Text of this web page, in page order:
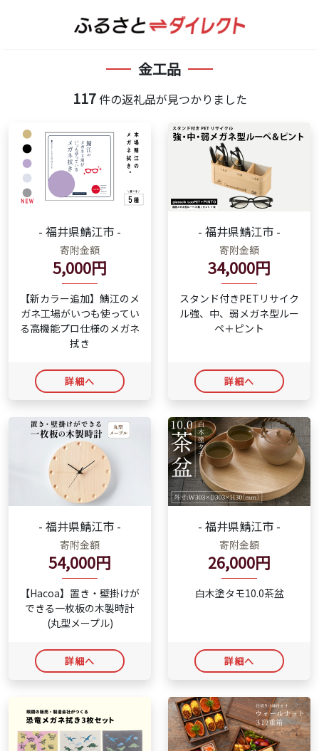
金工品
117件の返礼品が見つかりました
- 福井県鯖江市 -
寄附金額
5,000円
【新カラー追加】鯖江のメ
ガネ工場がいつも使ってい
る高機能プロ仕様のメガネ
拭き
詳細へ
- 福井県鯖江市 -
寄附金額
34,000円
スタンド付きPETリサイク
ル強、中、弱メガネ型ルー
ペ＋ピント
詳細へ
- 福井県鯖江市 -
寄附金額
54,000円
【Hacoa】置き・壁掛けが
できる一枚板の木製時計
(丸型メープル)
詳細へ
- 福井県鯖江市 -
寄附金額
26,000円
白木塗タモ10.0茶盆
詳細へ